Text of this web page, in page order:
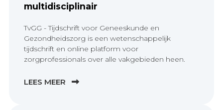
multidisciplinair
TvGG - Tijdschrift voor Geneeskunde en
Gezondheidszorg is een wetenschappelijk
tijdschrift en online platform voor
zorgprofessionals over alle vakgebieden heen.
LEES MEER